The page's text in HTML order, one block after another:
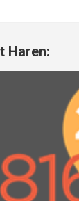
Haren: